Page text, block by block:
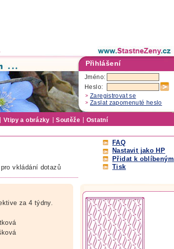
Přihlášení
Jméno:
Heslo:
Zaregistrovat se
Zaslat zapomenuté heslo
Vtipy a obrázky Soutěže Ostatní
vkládání dotazů
FAQ
Nastavit jako HP
Přidat k oblíbeným
Tisk
za 4 týdny.